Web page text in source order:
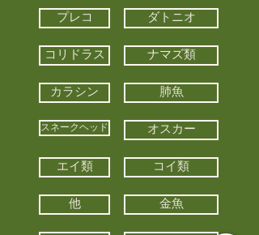
プレコ ダトニオ
コリドラス ナマズ類
カラシン 肺魚
スネークヘッド オスカー
エイ類 コイ類
他 金魚